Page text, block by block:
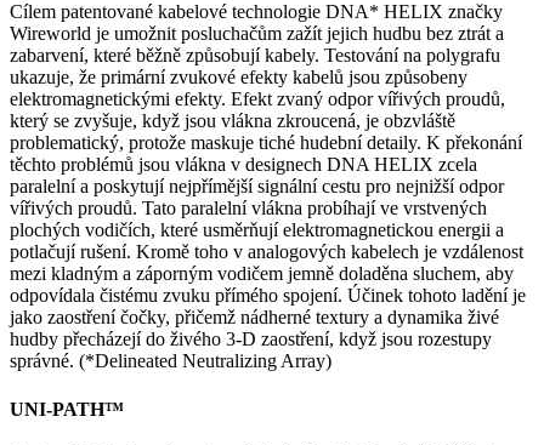
Cílem patentované kabelové technologie DNA* HELIX značky
Wireworld je umožnit posluchačům zažít jejich hudbu bez ztrát a
zabarvení, které běžně způsobují kabely. Testování na polygrafu
ukazuje, že primární zvukové efekty kabelů jsou způsobeny
elektromagnetickými efekty. Efekt zvaný odpor vířivých proudů,
který se zvyšuje, když jsou vlákna zkroucená, je obzvláště
problematický, protože maskuje tiché hudební detaily. K překonání
těchto problémů jsou vlákna v designech DNA HELIX zcela
paralelní a poskytují nejpřímější signální cestu pro nejnižší odpor
vířivých proudů. Tato paralelní vlákna probíhají ve vrstvených
plochých vodičích, které usměrňují elektromagnetickou energii a
potlačují rušení. Kromě toho v analogových kabelech je vzdálenost
mezi kladným a záporným vodičem jemně doladěna sluchem, aby
odpovídala čistému zvuku přímého spojení. Účinek tohoto ladění je
jako zaostření čočky, přičemž nádherné textury a dynamika živé
hudby přecházejí do živého 3-D zaostření, když jsou rozestupy
správné. (*Delineated Neutralizing Array)
UNI-PATH™